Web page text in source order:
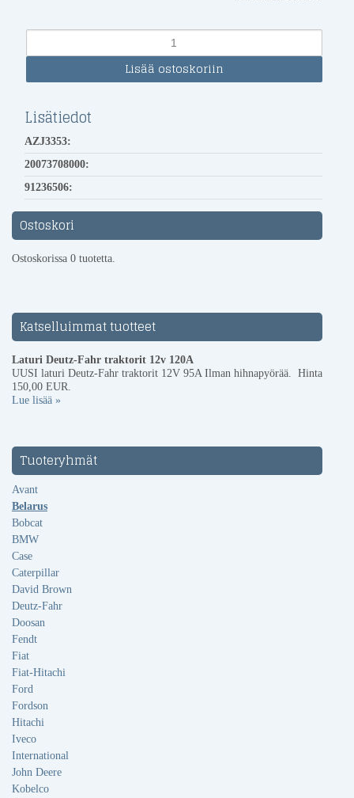
Lisätiedot
AZJ3353:
20073708000:
91236506:
Ostoskori
Ostoskorissa 0 tuotetta.
Katselluimmat tuotteet
Laturi Deutz-Fahr traktorit 12v 120A
UUSI laturi Deutz-Fahr traktorit 12V 95A Ilman hihnapyörää. Hinta
150,00 EUR.
Lue lisää »
Tuoteryhmät
Avant
Belarus
Bobcat
BMW
Case
Caterpillar
David Brown
Deutz-Fahr
Doosan
Fendt
Fiat
Fiat-Hitachi
Ford
Fordson
Hitachi
Iveco
International
John Deere
Kobelco